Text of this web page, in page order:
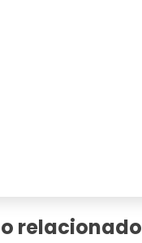
relacionado